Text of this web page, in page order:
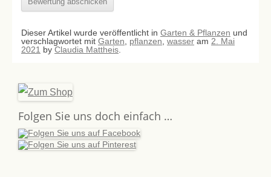
Dieser Artikel wurde veröffentlicht in Garten & Pflanzen und
verschlagwortet mit Garten pflanzen wasser am 2. Mai
2021 by Claudia Mattheis
Folgen Sie uns doch einfach …